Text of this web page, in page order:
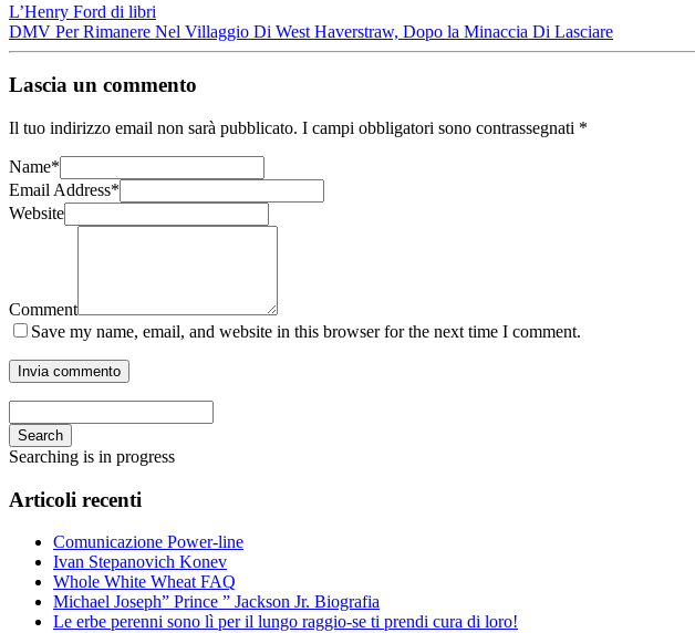
L’Henry Ford di libri
DMV Per Rimanere Nel Villaggio Di West Haverstraw, Dopo la Minaccia Di Lasciare
Lascia un commento
Il tuo indirizzo email non sarà pubblicato. I campi obbligatori sono contrassegnati *
Name*
Email Address*
Website
Comment
Save my name, email, and website in this browser for the next time I comment.
Search
Searching is in progress
Articoli recenti
Comunicazione Power-line
Ivan Stepanovich Konev
Whole White Wheat FAQ
Michael Joseph” Prince ” Jackson Jr. Biografia
Le erbe perenni sono lì per il lungo raggio-se ti prendi cura di loro!